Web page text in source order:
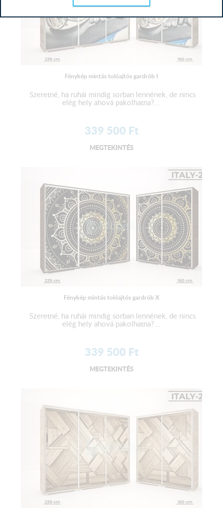
Fénykép mintás tolóajtós gardrób I
Szeretné, ha ruhái mindig sorban lennének, de nincs
elég hely ahová pakolhatna?...
339 500 Ft
MEGTEKINTÉS
Fénykép mintás tolóajtós gardrób X
Szeretné, ha ruhái mindig sorban lennének, de nincs
elég hely ahová pakolhatna?...
339 500 Ft
MEGTEKINTÉS